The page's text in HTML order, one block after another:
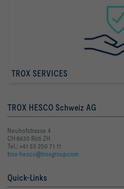
TROX SERVICES
TROX HESCO Schweiz AG
Neuhofstrasse 4
CH-8630 Rüti ZH
Tel.: +41 55 250 71 11
trox-hesco@troxgroup.com
Quick-Links